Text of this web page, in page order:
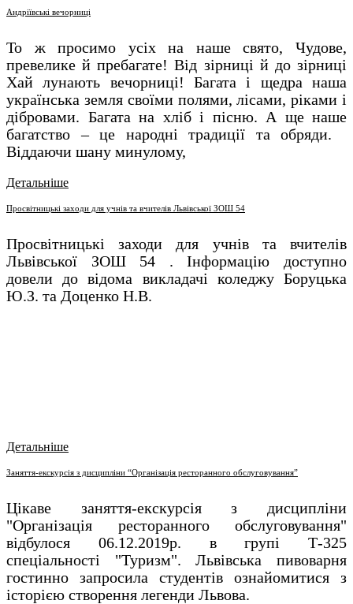
Андріївські вечорниці
То ж просимо усіх на наше свято, Чудове,
превелике й пребагате! Від зірниці й до зірниці
Хай лунають вечорниці! Багата і щедра наша
українська земля своїми полями, лісами, ріками і
дібровами. Багата на хліб і пісню. А ще наше
багатство – це народні традиції та обряди.
Віддаючи шану минулому,
Детальніше
Просвітницькі заходи для учнів та вчителів Львівської ЗОШ 54
Просвітницькі заходи для учнів та вчителів
Львівської ЗОШ 54 . Інформацію доступно
довели до відома викладачі коледжу Боруцька
Ю.З. та Доценко Н.В.
Детальніше
Заняття-екскурсія з дисципліни “Організація ресторанного обслуговування”
Цікаве заняття-екскурсія з дисципліни
"Організація ресторанного обслуговування"
відбулося 06.12.2019р. в групі Т-325
спеціальності "Туризм". Львівська пивоварня
гостинно запросила студентів ознайомитися з
історією створення легенди Львова.